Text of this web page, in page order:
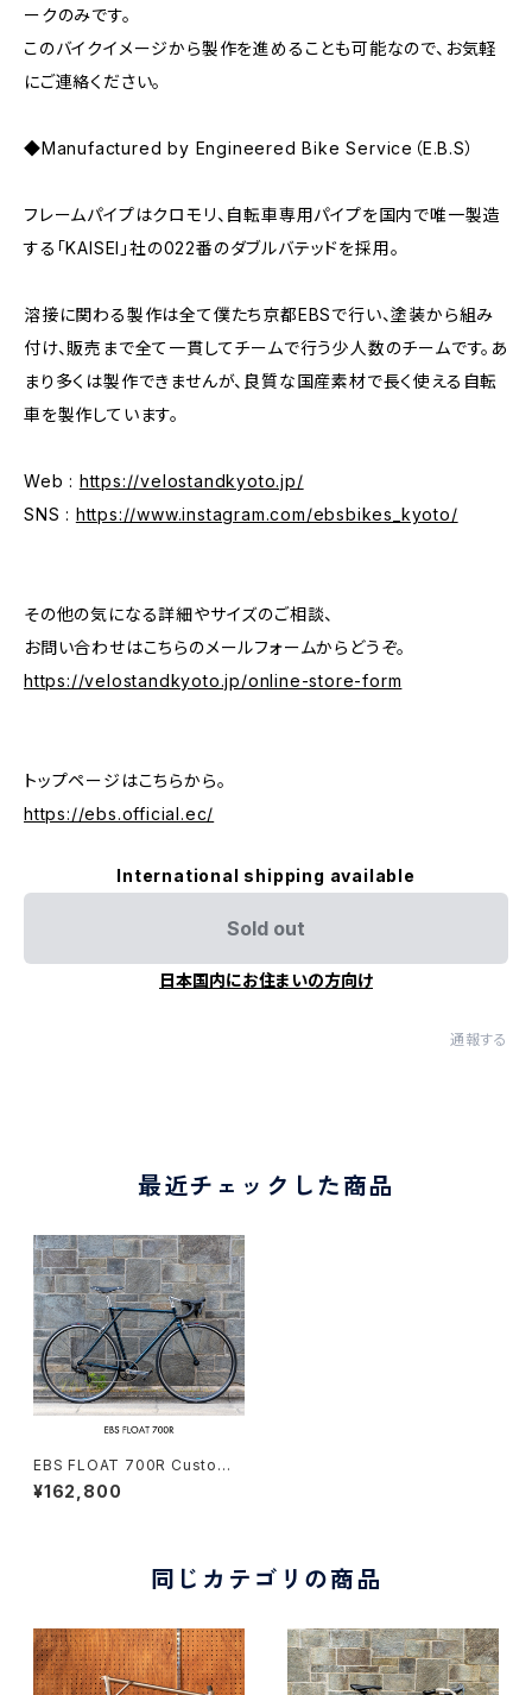
ークのみです。
このバイクイメージから製作を進めることも可能なので、お気軽
にご連絡ください。
◆Manufactured by Engineered Bike Service（E.B.S）
フレームパイプはクロモリ、自転車専用パイプを国内で唯一製造
する「KAISEI」社の022番のダブルバテッドを採用。
溶接に関わる製作は全て僕たち京都EBSで行い、塗装から組み
付け、販売まで全て一貫してチームで行う少人数のチームです。あ
まり多くは製作できませんが、良質な国産素材で長く使える自転
車を製作しています。
Web : https://velostandkyoto.jp/
SNS : https://www.instagram.com/ebsbikes_kyoto/
その他の気になる詳細やサイズのご相談、
お問い合わせはこちらのメールフォームからどうぞ。
https://velostandkyoto.jp/online-store-form
トップページはこちらから。
https://ebs.official.ec/
International shipping available
Sold out
日本国内にお住まいの方向け
通報する
最近チェックした商品
EBS FLOAT 700R Custom
complete bike
¥162,800
同じカテゴリの商品